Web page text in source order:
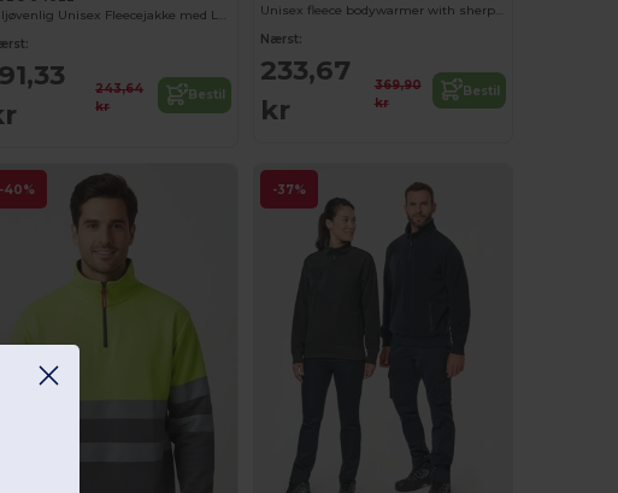
Miljøvenlig Unisex Fleecejakke med Lynlås
243,64
kr
Bestil
Unisex fleece bodywarmer with sherpa inner
Nærst:
233,67
kr
369,90
kr
Bestil
-40% -37%